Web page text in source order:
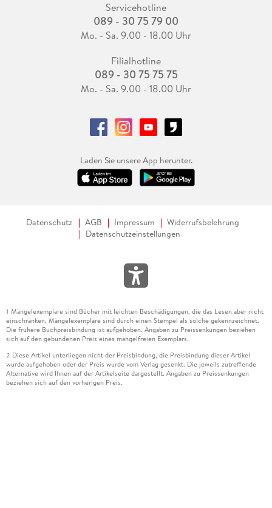
Servicehotline
089 - 30 75 79 00
Mo. - Sa. 9.00 - 18.00 Uhr
Filialhotline
089 - 30 75 75 75
Mo. - Sa. 9.00 - 18.00 Uhr
Laden Sie unsere App herunter.
Datenschutz AGB Impressum
Widerrufsbelehrung
Datenschutzeinstellungen
1 Mängelexemplare sind Bücher mit leichten Beschädigungen, die das Lesen aber nicht
einschränken. Mängelexemplare sind durch einen Stempel als solche gekennzeichnet.
Die frühere Buchpreisbindung ist aufgehoben. Angaben zu Preissenkungen beziehen
sich auf den gebundenen Preis eines mangelfreien Exemplars.
2 Diese Artikel unterliegen nicht der Preisbindung, die Preisbindung dieser Artikel
wurde aufgehoben oder der Preis wurde vom Verlag gesenkt. Die jeweils zutreffende
Alternative wird Ihnen auf der Artikelseite dargestellt. Angaben zu Preissenkungen
beziehen sich auf den vorherigen Preis.